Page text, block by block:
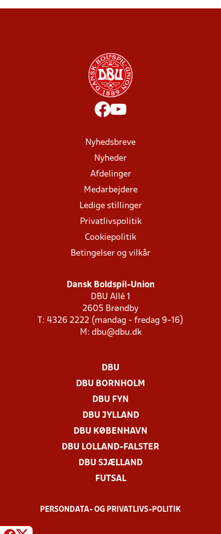
Nyhedsbreve
Nyheder
Afdelinger
Medarbejdere
Ledige stillinger
Privatlivspolitik
Cookiepolitik
Betingelser og vilkår
Dansk Boldspil-Union
DBU Allé 1
2605 Brøndby
T: 4326 2222 (mandag - fredag 9-16)
M: dbu@dbu.dk
DBU
DBU BORNHOLM
DBU FYN
DBU JYLLAND
DBU KØBENHAVN
DBU LOLLAND-FALSTER
DBU SJÆLLAND
FUTSAL
PERSONDATA- OG PRIVATLIVS-POLITIK